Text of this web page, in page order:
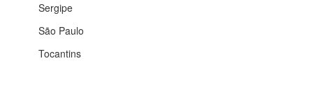
Sergipe
São Paulo
Tocantins